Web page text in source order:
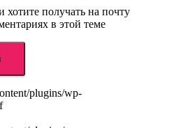
хотите получать на почту
в этой теме